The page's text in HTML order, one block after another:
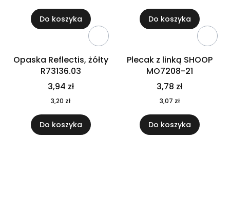
Do koszyka Do koszyka
Opaska Reflectis, żółty
R73136.03
3,94 zł
3,20 zł
Do koszyka
Plecak z linką SHOOP
MO7208-21
3,78 zł
3,07 zł
Do koszyka